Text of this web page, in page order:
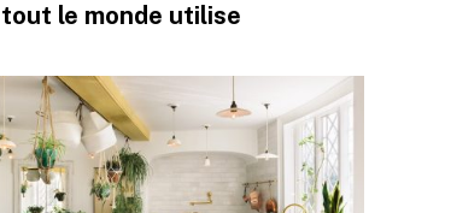
tout le monde utilise